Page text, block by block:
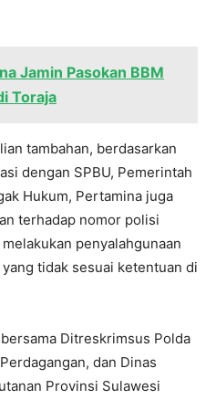
Jamin Pasokan BBM
Toraja
tambahan, berdasarkan
dengan SPBU, Pemerintah
Hukum, Pertamina juga
terhadap nomor polisi
penyalahgunaan
tidak sesuai ketentuan di
Ditreskrimsus Polda
dan Dinas
Provinsi Sulawesi